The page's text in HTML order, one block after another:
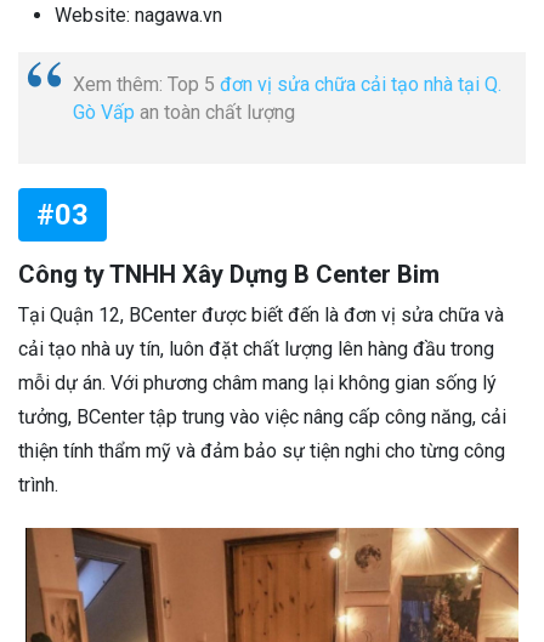
Website: nagawa.vn
Xem thêm: Top 5 đơn vị sửa chữa cải tạo nhà tại Q.
Gò Vấp an toàn chất lượng
#03
Công ty TNHH Xây Dựng B Center Bim
Tại Quận 12, BCenter được biết đến là đơn vị sửa chữa và
cải tạo nhà uy tín, luôn đặt chất lượng lên hàng đầu trong
mỗi dự án. Với phương châm mang lại không gian sống lý
tưởng, BCenter tập trung vào việc nâng cấp công năng, cải
thiện tính thẩm mỹ và đảm bảo sự tiện nghi cho từng công
trình.